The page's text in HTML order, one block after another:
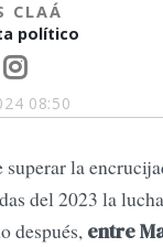
08:50
CLAÁ
político
superar la
del 2023 la
después, entre